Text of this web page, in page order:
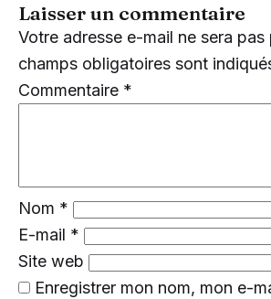
Laisser un commentaire
Votre adresse e-mail ne sera pas
champs obligatoires sont
Commentaire *
Nom *
E-mail *
Site web
Enregistrer mon nom, mon e-